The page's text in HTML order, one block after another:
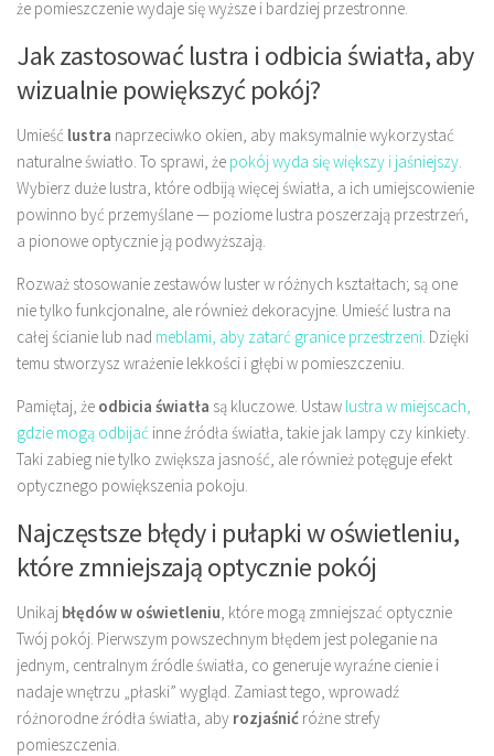
że pomieszczenie wydaje się wyższe i bardziej przestronne.
Jak zastosować lustra i odbicia światła, aby
wizualnie powiększyć pokój?
Umieść lustra naprzeciwko okien, aby maksymalnie wykorzystać
naturalne światło. To sprawi, że pokój wyda się większy i jaśniejszy.
Wybierz duże lustra, które odbiją więcej światła, a ich umiejscowienie
powinno być przemyślane — poziome lustra poszerzają przestrzeń,
a pionowe optycznie ją podwyższają.
Rozważ stosowanie zestawów luster w różnych kształtach; są one
nie tylko funkcjonalne, ale również dekoracyjne. Umieść lustra na
całej ścianie lub nad meblami, aby zatarć granice przestrzeni. Dzięki
temu stworzysz wrażenie lekkości i głębi w pomieszczeniu.
Pamiętaj, że odbicia światła są kluczowe. Ustaw lustra w miejscach,
gdzie mogą odbijać inne źródła światła, takie jak lampy czy kinkiety.
Taki zabieg nie tylko zwiększa jasność, ale również potęguje efekt
optycznego powiększenia pokoju.
Najczęstsze błędy i pułapki w oświetleniu,
które zmniejszają optycznie pokój
Unikaj błędów w oświetleniu, które mogą zmniejszać optycznie
Twój pokój. Pierwszym powszechnym błędem jest poleganie na
jednym, centralnym źródle światła, co generuje wyraźne cienie i
nadaje wnętrzu „płaski” wygląd. Zamiast tego, wprowadź
różnorodne źródła światła, aby rozjaśnić różne strefy
pomieszczenia.